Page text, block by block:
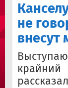
не
внесут